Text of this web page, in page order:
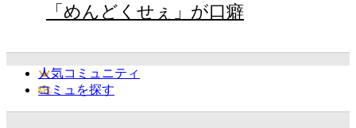
「めんどくせぇ」が口癖
人気コミュニティ
コミュを探す